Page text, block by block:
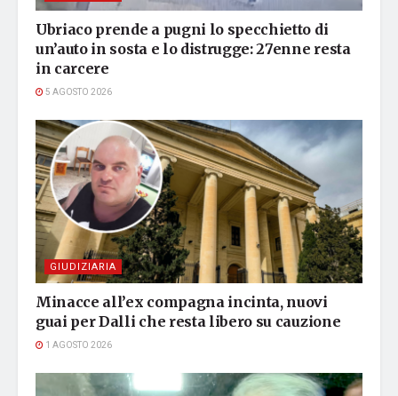
Ubriaco prende a pugni lo specchietto di
un’auto in sosta e lo distrugge: 27enne resta
in carcere
5 AGOSTO 2026
GIUDIZIARIA
Minacce all’ex compagna incinta, nuovi
guai per Dalli che resta libero su cauzione
1 AGOSTO 2026